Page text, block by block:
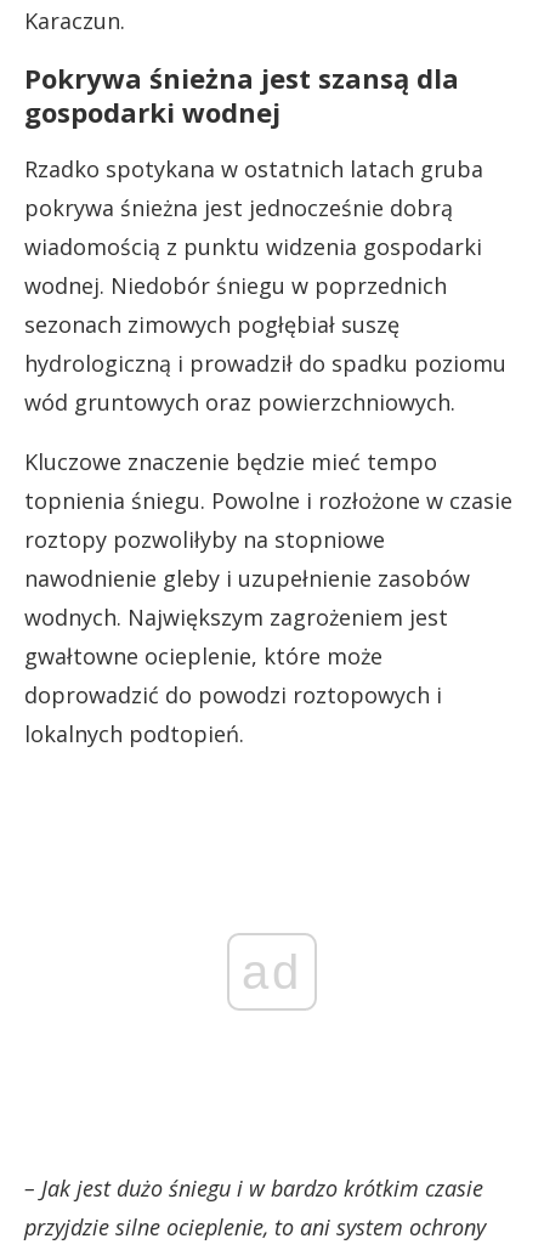
Karaczun.
Pokrywa śnieżna jest szansą dla
gospodarki wodnej
Rzadko spotykana w ostatnich latach gruba
pokrywa śnieżna jest jednocześnie dobrą
wiadomością z punktu widzenia gospodarki
wodnej. Niedobór śniegu w poprzednich
sezonach zimowych pogłębiał suszę
hydrologiczną i prowadził do spadku poziomu
wód gruntowych oraz powierzchniowych.
Kluczowe znaczenie będzie mieć tempo
topnienia śniegu. Powolne i rozłożone w czasie
roztopy pozwoliłyby na stopniowe
nawodnienie gleby i uzupełnienie zasobów
wodnych. Największym zagrożeniem jest
gwałtowne ocieplenie, które może
doprowadzić do powodzi roztopowych i
lokalnych podtopień.
ad
– Jak jest dużo śniegu i w bardzo krótkim czasie
przyjdzie silne ocieplenie, to ani system ochrony